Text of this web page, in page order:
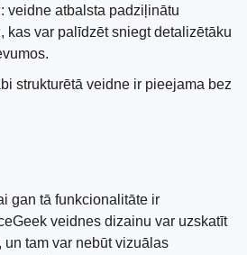
veidne atbalsta padziļinātu
kas var palīdzēt sniegt detalizētāku
strukturētā veidne ir pieejama bez
gan tā funkcionalitāte ir
veidnes dizainu var uzskatīt
un tam var nebūt vizuālas